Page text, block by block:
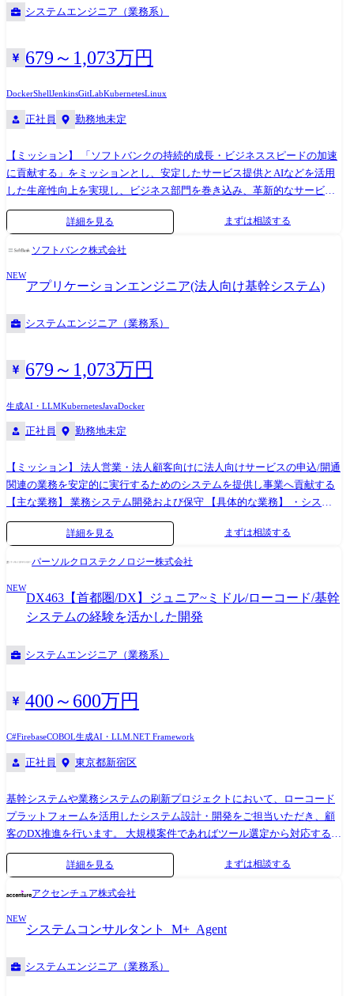
システムエンジニア（業務系）
679～1,073万円
DockerShellJenkinsGitLabKubernetesLinux
正社員 勤務地未定
【ミッション】 「ソフトバンクの持続的成長・ビジネススピードの加速
に貢献する」をミッションとし、安定したサービス提供とAIなどを活用
した生産性向上を実現し、ビジネス部門を巻き込み、革新的なサービス
を生み出すことを目標としています。 【主な業務】 ・通信事業における
サプライチェーンシステムの開発 ・業務分析/要件定義から開発リリース
務】 ソフトバンクサービスにおけるサプライチェーンなどのバックヤー
ド系システムをご担当いただきます。 ・社内システムにおける設計、開
発、テストの実施 ※新システムの内製化を目指しており、入社後は本チ
ームでの開発業務が中心になる想定です。 【フロントエンド】 ・プログ
【バックエンド(Online)】 ・プログラミング言語:Java , SQL ・開発フレー
ムワーク:Spring Boot (Spring MVC), NestJS(※BFFとして利用の場合) ・デ
ク:Spring Batch, Apache Beam/Flink ・データストア:(Onlineと同様) 【イ
Kubernetes (k8s), OpenShift ・SCM/CI/CD:GitLab, Jenkins, Concourse,
ArgoCD, Harbor 【その他】 ・ShellScript, Apache Kafka, Amazon S3,
Keycloak(※IAM製品名の例)
詳細を見る まずは相談する
ソフトバンク株式会社
NEW
アプリケーションエンジニア(法人向け基幹システム)
システムエンジニア（業務系）
679～1,073万円
生成AI・LLMKubernetesJavaDocker
正社員 勤務地未定
【ミッション】 法人営業・法人顧客向けに法人向けサービスの申込/開通
関連の業務を安定的に実行するためのシステムを提供し事業へ貢献する
【主な業務】 業務システム開発および保守 【具体的な業務】 ・システ
ム開発における各種工程の実行(設計～開発～リリース) ・システム開
発・維持/管理業務全般 ・生成AIを活用した設計・実装・試験の効率化
詳細を見る まずは相談する
パーソルクロステクノロジー株式会社
NEW
DX463【首都圏/DX】ジュニア~ミドル/ローコード/基幹
システムの経験を活かした開発
システムエンジニア（業務系）
400～600万円
C#FirebaseCOBOL生成AI・LLM .NET Framework
正社員 東京都新宿区
基幹システムや業務システムの刷新プロジェクトにおいて、ローコード
プラットフォームを活用したシステム設計・開発をご担当いただき、顧
客のDX推進を行います。 大規模案件であればツール選定から対応するこ
ともあり、上流から下流まで一気通貫で開発に携わっていただきます。
<具体的には> ・既存システムの仕様・構造・業務ロジックの調査 ・現行
【プロジェクト例】 ・DX推進PJ:PowerPlatformの導入支援、課題解決支
援 ┗業務フローの全体見直しから、最適ツールの提案 ┗要件定義から設
計・開発 ┗内製化の伴走支援、運用も加味した設計 ・グループ向け
ServiceNowの導入・開発支援 ┗業務フローの全体見直しから、最適ツー
詳細を見る まずは相談する
アクセンチュア株式会社
NEW
システムコンサルタント_M+_Agent
システムエンジニア（業務系）